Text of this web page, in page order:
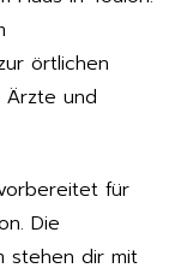
örtlichen
Ärzte und
für
Die
stehen dir mit